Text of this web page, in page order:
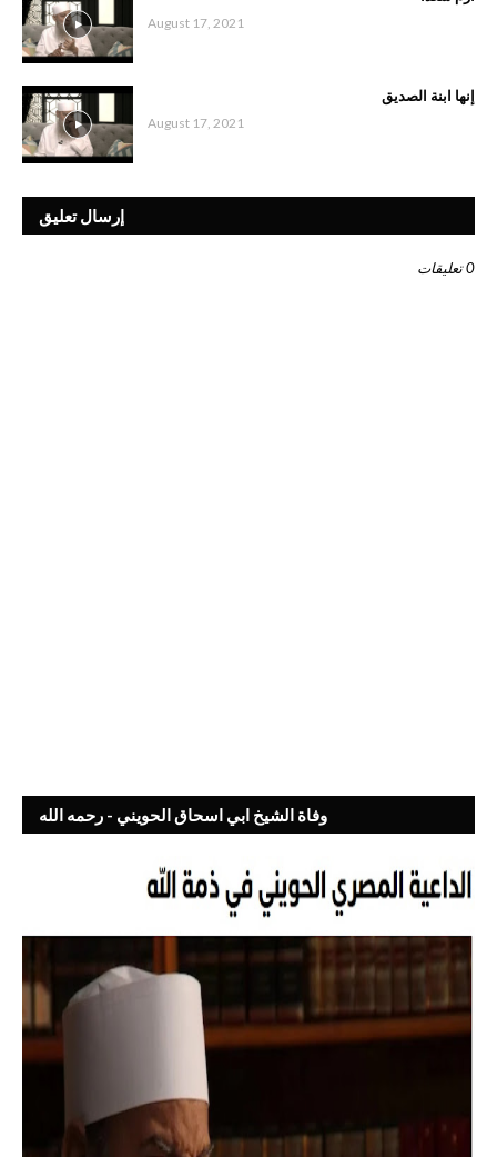
August 17, 2021
إنها ابنة الصديق
August 17, 2021
إرسال تعليق
0 تعليقات
وفاة الشيخ ابي اسحاق الحويني - رحمه الله